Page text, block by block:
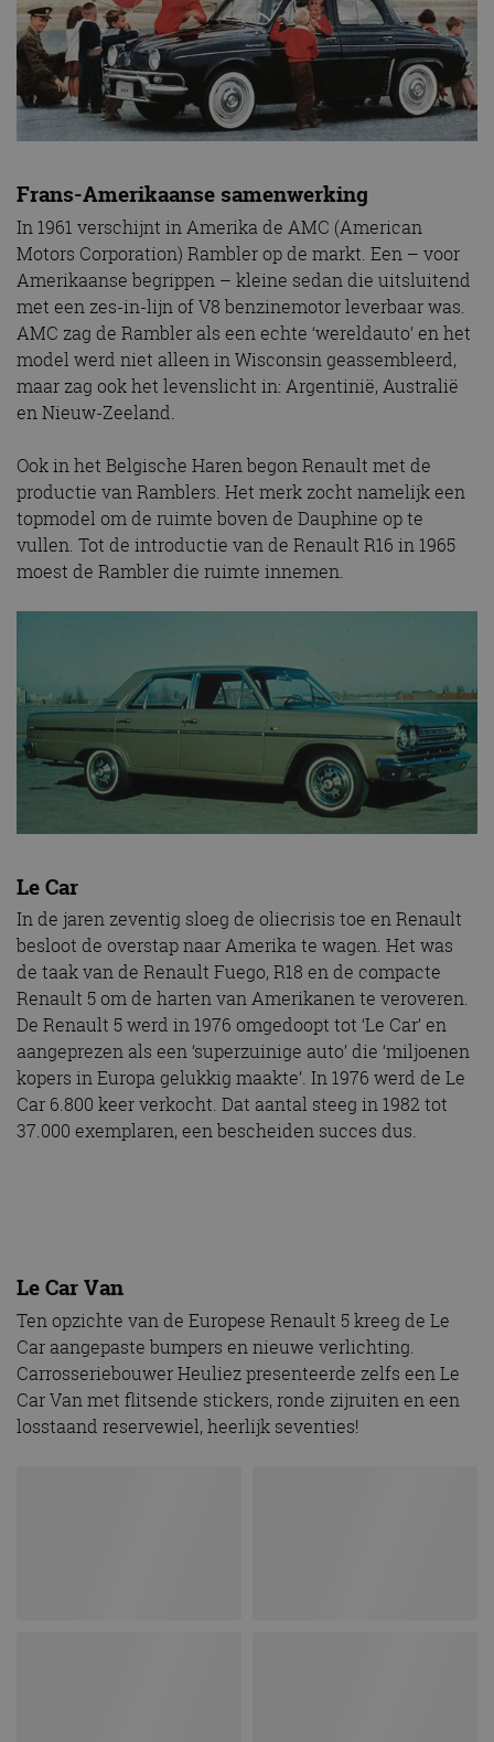
Frans-Amerikaanse samenwerking
In 1961 verschijnt in Amerika de AMC (American
Motors Corporation) Rambler op de markt. Een – voor
Amerikaanse begrippen – kleine sedan die uitsluitend
met een zes-in-lijn of V8 benzinemotor leverbaar was.
AMC zag de Rambler als een echte ‘wereldauto’ en het
model werd niet alleen in Wisconsin geassembleerd,
maar zag ook het levenslicht in: Argentinië, Australië
en Nieuw-Zeeland.
Ook in het Belgische Haren begon Renault met de
productie van Ramblers. Het merk zocht namelijk een
topmodel om de ruimte boven de Dauphine op te
vullen. Tot de introductie van de Renault R16 in 1965
moest de Rambler die ruimte innemen.
Le Car
In de jaren zeventig sloeg de oliecrisis toe en Renault
besloot de overstap naar Amerika te wagen. Het was
de taak van de Renault Fuego, R18 en de compacte
Renault 5 om de harten van Amerikanen te veroveren.
De Renault 5 werd in 1976 omgedoopt tot ‘Le Car’ en
aangeprezen als een ‘superzuinige auto’ die ‘miljoenen
kopers in Europa gelukkig maakte’. In 1976 werd de Le
Car 6.800 keer verkocht. Dat aantal steeg in 1982 tot
37.000 exemplaren, een bescheiden succes dus.
Le Car Van
Ten opzichte van de Europese Renault 5 kreeg de Le
Car aangepaste bumpers en nieuwe verlichting.
Carrosseriebouwer Heuliez presenteerde zelfs een Le
Car Van met flitsende stickers, ronde zijruiten en een
losstaand reservewiel, heerlijk seventies!